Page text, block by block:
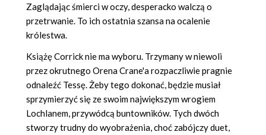
Zaglądając śmierci w oczy, desperacko walczą o
przetrwanie. To ich ostatnia szansa na ocalenie
królestwa.
Książę Corrick nie ma wyboru. Trzymany w niewoli
przez okrutnego Orena Crane'a rozpaczliwie pragnie
odnaleźć Tessę. Żeby tego dokonać, będzie musiał
sprzymierzyć się ze swoim największym wrogiem
Lochlanem, przywódcą buntowników. Tych dwóch
stworzy trudny do wyobrażenia, choć zabójczy duet,